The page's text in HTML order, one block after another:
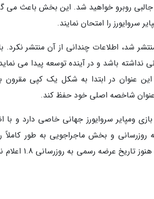
روبرو خواهید شد. این بخش باعث می
سروایورز را امتحان نمایند.
شد، اطلاعات چندانی از آن منتشر
نداشته باشد و در آینده توسعه پیدا می
عنوان شاخصه اصلی خود حفظ کند.
ومپایر سروایورز جهانی خاصی دارد و
و بخش ماجراجویی به طور کاملاً
دسترسی